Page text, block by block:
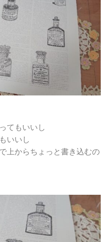
てもいいし
いいし
上からちょっと書き込むの